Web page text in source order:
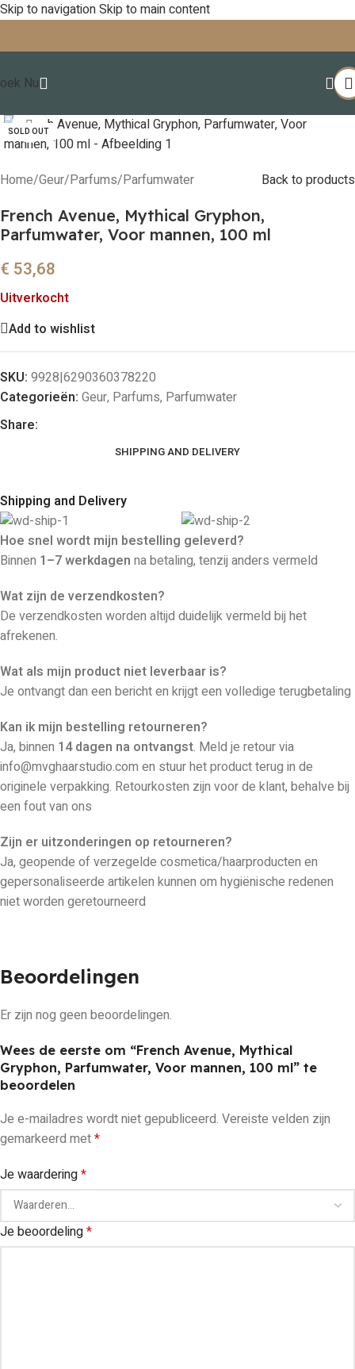
Skip to navigationSkip to main content
Nu
SOLD OUTClick to enlarge
Home/Geur/Parfums/Parfumwater Back to products
French Avenue, Mythical Gryphon,
Parfumwater, Voor mannen, 100 ml
€ 53,68
Uitverkocht
Add to wishlist
SKU: 9928|6290360378220
Categorieën: Geur, Parfums, Parfumwater
Share:
SHIPPING AND DELIVERY
Shipping and Delivery
Hoe snel wordt mijn bestelling geleverd?
Binnen 1–7 werkdagen na betaling, tenzij anders vermeld
Wat zijn de verzendkosten?
De verzendkosten worden altijd duidelijk vermeld bij het
afrekenen.
Wat als mijn product niet leverbaar is?
Je ontvangt dan een bericht en krijgt een volledige terugbetaling
Kan ik mijn bestelling retourneren?
Ja, binnen 14 dagen na ontvangst. Meld je retour via
info@mvghaarstudio.com en stuur het product terug in de
originele verpakking. Retourkosten zijn voor de klant, behalve bij
een fout van ons
Zijn er uitzonderingen op retourneren?
Ja, geopende of verzegelde cosmetica/haarproducten en
gepersonaliseerde artikelen kunnen om hygiënische redenen
niet worden geretourneerd
Beoordelingen
Er zijn nog geen beoordelingen.
Wees de eerste om “French Avenue, Mythical
Gryphon, Parfumwater, Voor mannen, 100 ml” te
beoordelen
Je e-mailadres wordt niet gepubliceerd. Vereiste velden zijn
gemarkeerd met*
Je waardering*
Je beoordeling*